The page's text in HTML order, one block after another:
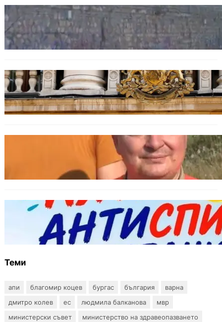
БЪЛГАРИЯ
Ограничават движението по улица
„Вълноломна“ във Варна
БЪЛГАРИЯ
Дрон навлезе в България край границата с
Румъния
МЗХ: Ловните билети ще могат да се
издават онлайн
БЪЛГАРИЯ
Варна предлага безплатни и анонимни
тестове за ХИВ и други инфекции през
август
Теми
апи благомир коцев бургас българия
варна
дмитро колев
ес людмила балканова
мвр
министерски съвет
министерство на здравеопазването